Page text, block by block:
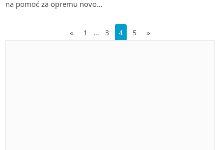
na pomoć za opremu novo…
« 1 … 3 4 5 »